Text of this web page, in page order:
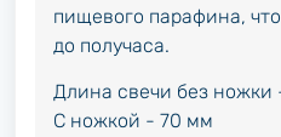
пищевого парафина,
до получаса.
Длина свечи без ножки
С ножкой - 70 мм